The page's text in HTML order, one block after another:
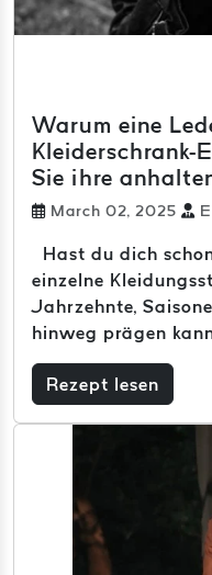
Warum eine
Kleiderschrank-
Sie ihre
March 02, 2025
Hast du dich
einzelne
Jahrzehnte,
hinweg prägen
Rezept lesen